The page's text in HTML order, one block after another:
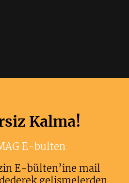
Kalma!
E-bulten
E-bülten’ine mail
gelişmelerden